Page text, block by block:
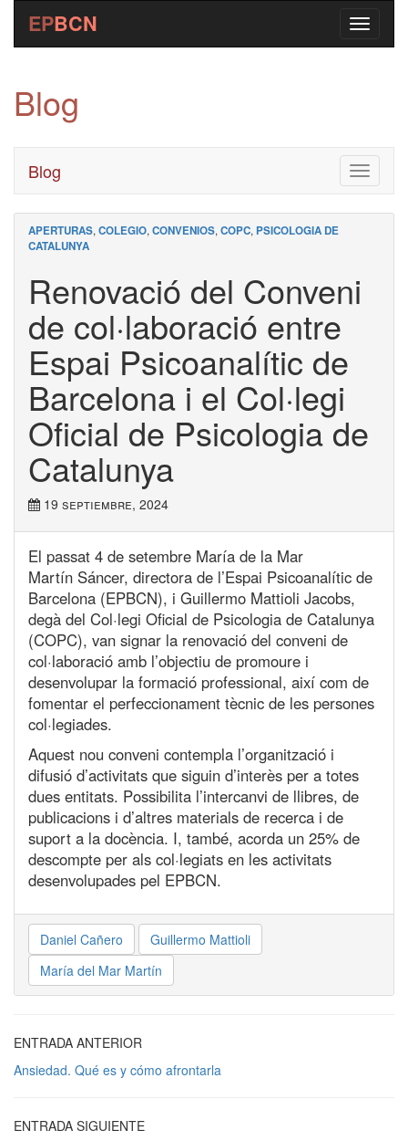
EPBCN
Blog
Toggle
Blog
APERTURAS, COLEGIO, CONVENIOS, COPC, PSICOLOGIA DE
CATALUNYA
Renovació del Conveni
de col·laboració entre
Espai Psicoanalític de
Barcelona i el Col·legi
Oficial de Psicologia de
Catalunya
19 septiembre, 2024
El passat 4 de setembre María de la Mar
Martín Sáncer, directora de l’Espai Psicoanalític de
Barcelona (EPBCN), i Guillermo Mattioli Jacobs,
degà del Col·legi Oficial de Psicologia de Catalunya
(COPC), van signar la renovació del conveni de
col·laboració amb l’objectiu de promoure i
desenvolupar la formació professional, així com de
fomentar el perfeccionament tècnic de les persones
col·legiades.
Aquest nou conveni contempla l’organització i
difusió d’activitats que siguin d’interès per a totes
dues entitats. Possibilita l’intercanvi de llibres, de
publicacions i d’altres materials de recerca i de
suport a la docència. I, també, acorda un 25% de
descompte per als col·legiats en les activitats
desenvolupades pel EPBCN.
Daniel Cañero
Guillermo Mattioli
María del Mar Martín
ENTRADA ANTERIOR
Ansiedad. Qué es y cómo afrontarla
ENTRADA SIGUIENTE